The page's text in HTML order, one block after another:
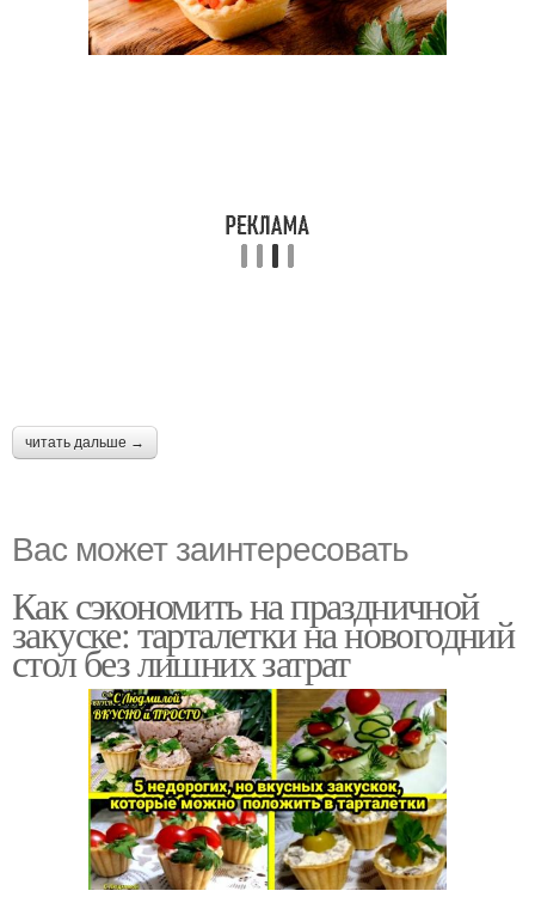
читать дальше →
Вас может заинтересовать
Как сэкономить на праздничной
закуске: тарталетки на новогодний
стол без лишних затрат